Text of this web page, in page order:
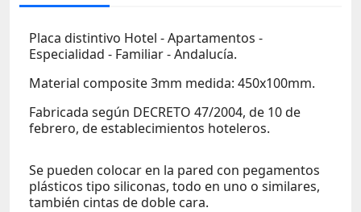
Placa distintivo Hotel - Apartamentos -
Especialidad - Familiar - Andalucía.
Material composite 3mm medida: 450x100mm.
Fabricada según DECRETO 47/2004, de 10 de
febrero, de establecimientos hoteleros.
Se pueden colocar en la pared con pegamentos
plásticos tipo siliconas, todo en uno o similares,
también cintas de doble cara.